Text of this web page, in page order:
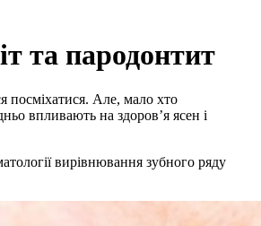
та пародонтит
посміхатися. Але, мало хто
впливають на здоров’я ясен і
вирівнювання зубного ряду